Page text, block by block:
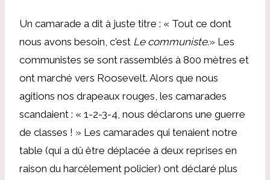
Un camarade a dit à juste titre : « Tout ce dont
nous avons besoin, c'est Le communiste.» Les
communistes se sont rassemblés à 800 mètres et
ont marché vers Roosevelt. Alors que nous
agitions nos drapeaux rouges, les camarades
scandaient : « 1-2-3-4, nous déclarons une guerre
de classes ! » Les camarades qui tenaient notre
table (qui a dû être déplacée à deux reprises en
raison du harcèlement policier) ont déclaré plus